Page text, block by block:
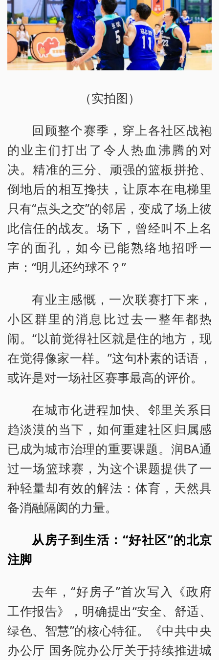
（实拍图）
回顾整个赛季，穿上各社区战袍
的业主们打出了令人热血沸腾的对
决。精准的三分、顽强的篮板拼抢、
倒地后的相互搀扶，让原本在电梯里
只有“点头之交”的邻居，变成了场上彼
此信任的战友。场下，曾经叫不上名
字的面孔，如今已能熟络地招呼一
声：“明儿还约球不？”
有业主感慨，一次联赛打下来，
小区群里的消息比过去一整年都热
闹。“以前觉得社区就是住的地方，现
在觉得像家一样。”这句朴素的话语，
或许是对一场社区赛事最高的评价。
在城市化进程加快、邻里关系日
趋淡漠的当下，如何重建社区归属感
已成为城市治理的重要课题。润BA通
过一场篮球赛，为这个课题提供了一
种轻量却有效的解法：体育，天然具
备消融隔阂的力量。
从房子到生活：“好社区”的北京
注脚
去年，“好房子”首次写入《政府
工作报告》，明确提出“安全、舒适、
绿色、智慧”的核心特征。《中共中央
办公厅 国务院办公厅关于持续推进城